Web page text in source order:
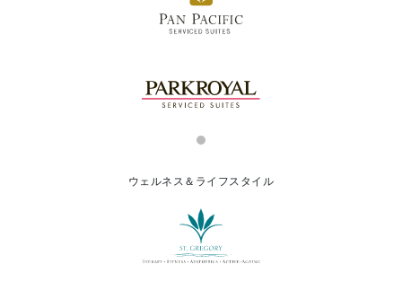
ウェルネス＆ライフスタイル